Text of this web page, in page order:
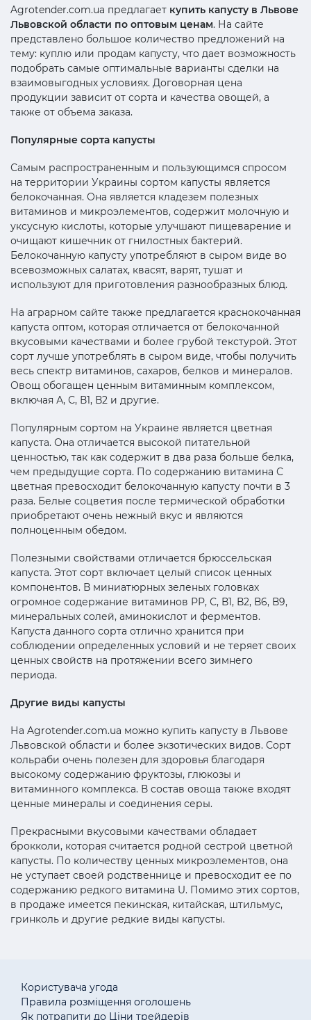
Agrotender.com.ua предлагает купить капусту в Львове
Львовской области по оптовым ценам. На сайте
представлено большое количество предложений на
тему: куплю или продам капусту, что дает возможность
подобрать самые оптимальные варианты сделки на
взаимовыгодных условиях. Договорная цена
продукции зависит от сорта и качества овощей, а
также от объема заказа.
Популярные сорта капусты
Самым распространенным и пользующимся спросом
на территории Украины сортом капусты является
белокочанная. Она является кладезем полезных
витаминов и микроэлементов, содержит молочную и
уксусную кислоты, которые улучшают пищеварение и
очищают кишечник от гнилостных бактерий.
Белокочанную капусту употребляют в сыром виде во
всевозможных салатах, квасят, варят, тушат и
используют для приготовления разнообразных блюд.
На аграрном сайте также предлагается краснокочанная
капуста оптом, которая отличается от белокочанной
вкусовыми качествами и более грубой текстурой. Этот
сорт лучше употреблять в сыром виде, чтобы получить
весь спектр витаминов, сахаров, белков и минералов.
Овощ обогащен ценным витаминным комплексом,
включая А, С, В1, В2 и другие.
Популярным сортом на Украине является цветная
капуста. Она отличается высокой питательной
ценностью, так как содержит в два раза больше белка,
чем предыдущие сорта. По содержанию витамина С
цветная превосходит белокочанную капусту почти в 3
раза. Белые соцветия после термической обработки
приобретают очень нежный вкус и являются
полноценным обедом.
Полезными свойствами отличается брюссельская
капуста. Этот сорт включает целый список ценных
компонентов. В миниатюрных зеленых головках
огромное содержание витаминов РР, С, В1, В2, В6, В9,
минеральных солей, аминокислот и ферментов.
Капуста данного сорта отлично хранится при
соблюдении определенных условий и не теряет своих
ценных свойств на протяжении всего зимнего
периода.
Другие виды капусты
На Agrotender.com.ua можно купить капусту в Львове
Львовской области и более экзотических видов. Сорт
кольраби очень полезен для здоровья благодаря
высокому содержанию фруктозы, глюкозы и
витаминного комплекса. В состав овоща также входят
ценные минералы и соединения серы.
Прекрасными вкусовыми качествами обладает
брокколи, которая считается родной сестрой цветной
капусты. По количеству ценных микроэлементов, она
не уступает своей родственнице и превосходит ее по
содержанию редкого витамина U. Помимо этих сортов,
в продаже имеется пекинская, китайская, штильмус,
гринколь и другие редкие виды капусты.
Користувача угода
Правила розміщення оголошень
Як потрапити до Ціни трейдерів